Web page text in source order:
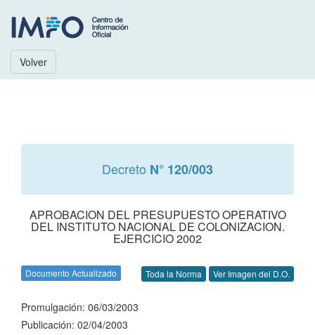
Volver
Decreto N° 120/003
APROBACION DEL PRESUPUESTO OPERATIVO
DEL INSTITUTO NACIONAL DE COLONIZACION.
EJERCICIO 2002
Documento Actualizado Toda la Norma Ver Imagen del D.O.
Promulgación: 06/03/2003
Publicación: 02/04/2003